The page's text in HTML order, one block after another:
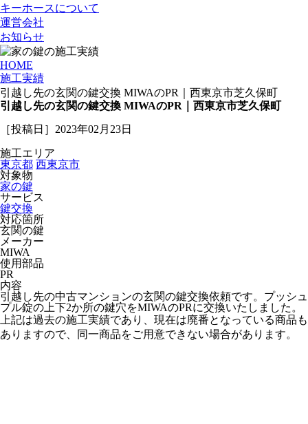
キーホースについて
運営会社
お知らせ
HOME
施工実績
引越し先の玄関の鍵交換 MIWAのPR｜西東京市芝久保町
引越し先の玄関の鍵交換 MIWAのPR｜西東京市芝久保町
［投稿日］2023年02月23日
施工エリア
東京都 西東京市
対象物
家の鍵
サービス
鍵交換
対応箇所
玄関の鍵
メーカー
MIWA
使用部品
PR
内容
引越し先の中古マンションの玄関の鍵交換依頼です。プッシュ
プル錠の上下2か所の鍵穴をMIWAのPRに交換いたしました。
上記は過去の施工実績であり、現在は廃番となっている商品も
ありますので、同一商品をご用意できない場合があります。